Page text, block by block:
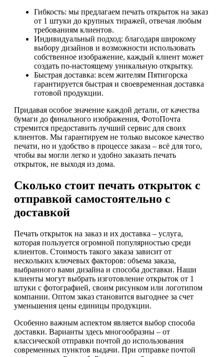
Гибкость: мы предлагаем печать открыток на заказ
от 1 штуки до крупных тиражей, отвечая любым
требованиям клиентов.
Индивидуальный подход: благодаря широкому
выбору дизайнов и возможности использовать
собственное изображение, каждый клиент может
создать по-настоящему уникальную открытку.
Быстрая доставка: всем жителям Пятигорска
гарантируется быстрая и своевременная доставка
готовой продукции.
Придавая особое значение каждой детали, от качества
бумаги до финального изображения, ФотоПочта
стремится предоставить лучший сервис для своих
клиентов. Мы гарантируем не только высокое качество
печати, но и удобство в процессе заказа – всё для того,
чтобы вы могли легко и удобно заказать печать
открыток, не выходя из дома.
Сколько стоит печать открыток с
отправкой самостоятельно с
доставкой
Печать открыток на заказ и их доставка – услуга,
которая пользуется огромной популярностью среди
клиентов. Стоимость такого заказа зависит от
нескольких ключевых факторов: объема заказа,
выбранного вами дизайна и способа доставки. Наши
клиенты могут выбрать изготовление открыток от 1
штуки с фотографией, своим рисунком или логотипом
компании. Оптом заказ становится выгоднее за счет
уменьшения цены единицы продукции.
Особенно важным аспектом является выбор способа
доставки. Варианты здесь многообразны – от
классической отправки почтой до использования
современных пунктов выдачи. При отправке почтой